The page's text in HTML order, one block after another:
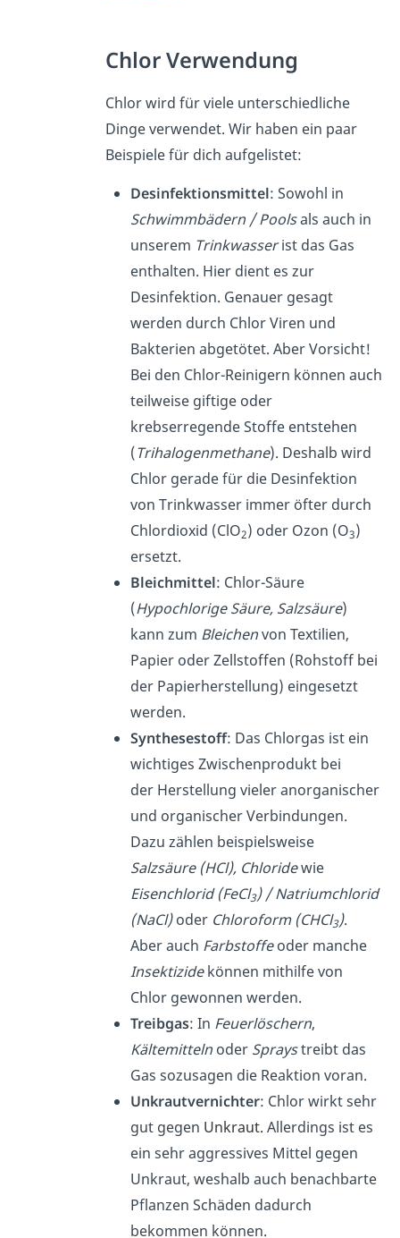
Chlor Verwendung
Chlor wird für viele unterschiedliche
Dinge verwendet. Wir haben ein paar
Beispiele für dich aufgelistet:
Desinfektionsmittel: Sowohl in
Schwimmbädern / Poolsals auch in
unserem Trinkwasserist das Gas
enthalten. Hier dient es zur
Desinfektion. Genauer gesagt
werden durch Chlor Viren und
Bakterien abgetötet. Aber Vorsicht!
Bei den Chlor-Reinigern können auch
teilweise giftige oder
krebserregende Stoffe entstehen
(Trihalogenmethane). Deshalb wird
Chlor gerade für die Desinfektion
von Trinkwasser immer öfter durch
Chlordioxid (ClO2) oder Ozon (O3)
ersetzt.
Bleichmittel: Chlor-Säure
(Hypochlorige Säure, Salzsäure)
kann zum Bleichenvon Textilien,
Papier oder Zellstoffen (Rohstoff bei
der Papierherstellung) eingesetzt
werden.
Synthesestoff: Das Chlorgas ist ein
wichtiges Zwischenprodukt bei
der Herstellung vieler anorganischer
und organischer Verbindungen.
Dazu zählen beispielsweise
Salzsäure (HCl), Chloridewie
Eisenchlorid (FeCl3) / Natriumchlorid
(NaCl)oder Chloroform (CHCl3).
Aber auch Farbstoffeoder manche
Insektizidekönnen mithilfe von
Chlor gewonnen werden.
Treibgas: In Feuerlöschern,
Kältemittelnoder Spraystreibt das
Gas sozusagen die Reaktion voran.
Unkrautvernichter: Chlor wirkt sehr
gut gegen Unkraut. Allerdings ist es
ein sehr aggressives Mittel gegen
Unkraut, weshalb auch benachbarte
Pflanzen Schäden dadurch
bekommen können.